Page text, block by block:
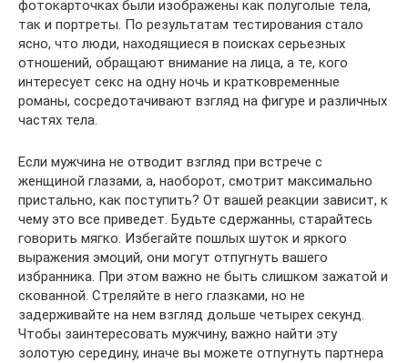
фотокарточках были изображены как полуголые тела,
так и портреты. По результатам тестирования стало
ясно, что люди, находящиеся в поисках серьезных
отношений, обращают внимание на лица, а те, кого
интересует секс на одну ночь и кратковременные
романы, сосредотачивают взгляд на фигуре и различных
частях тела.
Если мужчина не отводит взгляд при встрече с
женщиной глазами, а, наоборот, смотрит максимально
пристально, как поступить? От вашей реакции зависит, к
чему это все приведет. Будьте сдержанны, старайтесь
говорить мягко. Избегайте пошлых шуток и яркого
выражения эмоций, они могут отпугнуть вашего
избранника. При этом важно не быть слишком зажатой и
скованной. Стреляйте в него глазками, но не
задерживайте на нем взгляд дольше четырех секунд.
Чтобы заинтересовать мужчину, важно найти эту
золотую середину, иначе вы можете отпугнуть партнера